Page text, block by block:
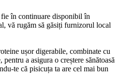
fie în continuare disponibil în
vă rugăm să găsiți furnizorul local
​​ușor digerabile, combinate cu
a asigura o creștere sănătoasă
te că pisicuța ta are cel mai bun